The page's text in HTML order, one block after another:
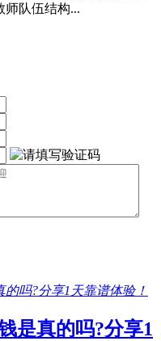
师队伍结构...
是真的吗?分享1